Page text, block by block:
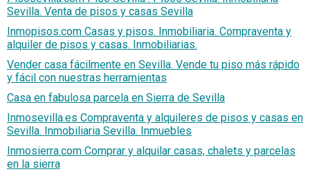
Sevilla. Venta de pisos y casas Sevilla
Inmopisos.com Casas y pisos. Inmobiliaria. Compraventa y
alquiler de pisos y casas. Inmobiliarias.
Vender casa fácilmente en Sevilla. Vende tu piso más rápido
y fácil con nuestras herramientas
Casa en fabulosa parcela en Sierra de Sevilla
Inmosevilla.es Compraventa y alquileres de pisos y casas en
Sevilla. Inmobiliaria Sevilla. Inmuebles
Inmosierra.com Comprar y alquilar casas, chalets y parcelas
en la sierra